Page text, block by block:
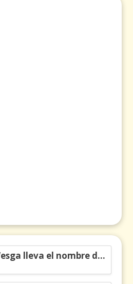
Carlos Manuel Vesga lleva el nombre de Colombia a los Emmy